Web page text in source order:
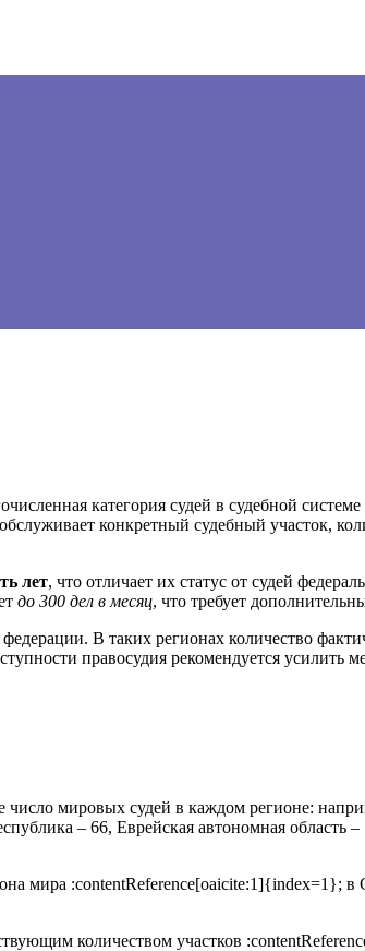
категория судей в судебной
конкретный судебный участок,
лет, что отличает их статус от судей
до 300 дел в месяц, что требует
В таких регионах количество
правосудия рекомендуется усилить
мировых судей в каждом регионе:
– 66, Еврейская автономная
мира :contentReference[oaicite:1]{index=1}; в
количеством участков